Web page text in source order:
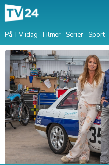
På TV idag Filmer Serier Sport